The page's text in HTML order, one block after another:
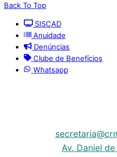
Back To Top
SISCAD
Anuidade
Denúncias
Clube de Benefícios
Whatsapp
Av. Daniel